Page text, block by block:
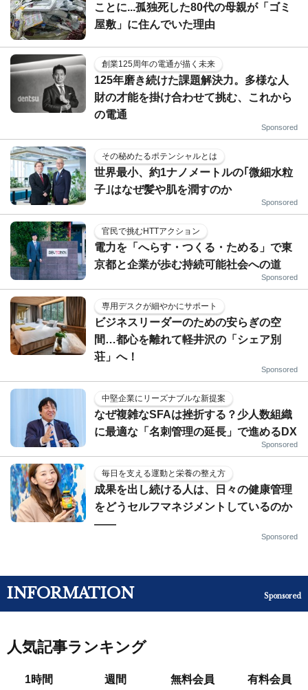
ことに...孤独死した80代の母親が「ゴミ
屋敷」に住んでいた理由
創業125周年の電通が描く未来
125年磨き続けた課題解決力。多様な人
財の才能を掛け合わせて挑む、これから
の電通
Sponsored
その秘めたるポテンシャルとは
世界最小、約1ナノメートルの｢微細水粒
子｣はなぜ髪や肌を潤すのか
Sponsored
官民で挑むHTTアクション
電力を「へらす・つくる・ためる」で東
京都と企業が歩む持続可能社会への道
Sponsored
専用デスクが細やかにサポート
ビジネスリーダーのための安らぎの空
間…都心を離れて軽井沢の「シェア別
荘」へ！
Sponsored
中堅企業にリーズナブルな新提案
なぜ複雑なSFAは挫折する？少人数組織
に最適な「名刺管理の延長」で進めるDX
Sponsored
毎日を支える運動と栄養の整え方
成果を出し続ける人は、日々の健康管理
をどうセルフマネジメントしているのか
——
Sponsored
INFORMATION Sponsored
人気記事ランキング
1時間 週間 無料会員 有料会員